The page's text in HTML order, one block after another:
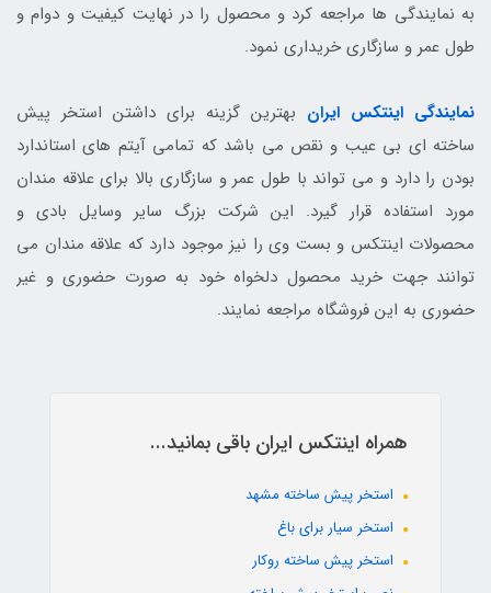
به نمایندگی ها مراجعه کرد و محصول را در نهایت کیفیت و دوام و
طول عمر و سازگاری خریداری نمود.
نمایندگی اینتکس ایران بهترین گزینه برای داشتن استخر پیش
ساخته ای بی عیب و نقص می باشد که تمامی آیتم های استاندارد
بودن را دارد و می تواند با طول عمر و سازگاری بالا برای علاقه مندان
مورد استفاده قرار گیرد. این شرکت بزرگ سایر وسایل بادی و
محصولات اینتکس و بست وی را نیز موجود دارد که علاقه مندان می
توانند جهت خرید محصول دلخواه خود به صورت حضوری و غیر
حضوری به این فروشگاه مراجعه نمایند.
همراه اینتکس ایران باقی بمانید...
استخر پیش ساخته مشهد
استخر سیار برای باغ
استخر پیش ساخته روکار